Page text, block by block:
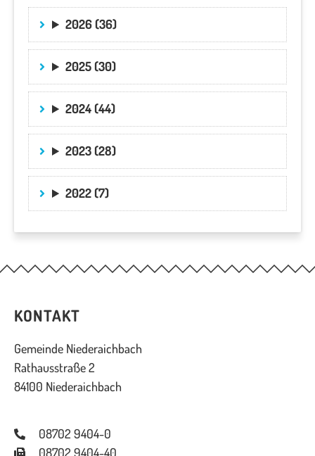
2026 (36)
2025 (30)
2024 (44)
2023 (28)
2022 (7)
KONTAKT
Gemeinde Niederaichbach
Rathausstraße 2
84100 Niederaichbach
08702 9404-0
08702 9404-40